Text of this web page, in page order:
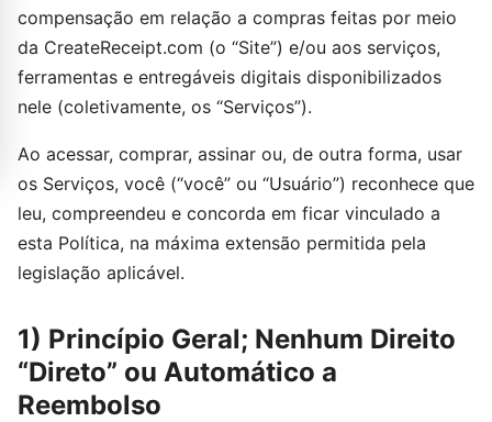
compensação em relação a compras feitas por meio
da CreateReceipt.com (o “Site”) e/ou aos serviços,
ferramentas e entregáveis digitais disponibilizados
nele (coletivamente, os “Serviços”).
Ao acessar, comprar, assinar ou, de outra forma, usar
os Serviços, você (“você” ou “Usuário”) reconhece que
leu, compreendeu e concorda em ficar vinculado a
esta Política, na máxima extensão permitida pela
legislação aplicável.
1) Princípio Geral; Nenhum Direito
“Direto” ou Automático a
Reembolso